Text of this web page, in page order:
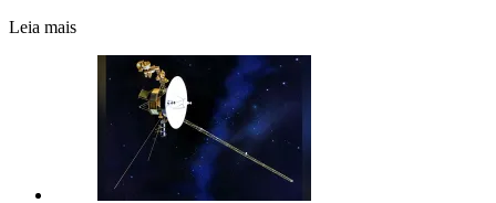
Leia mais